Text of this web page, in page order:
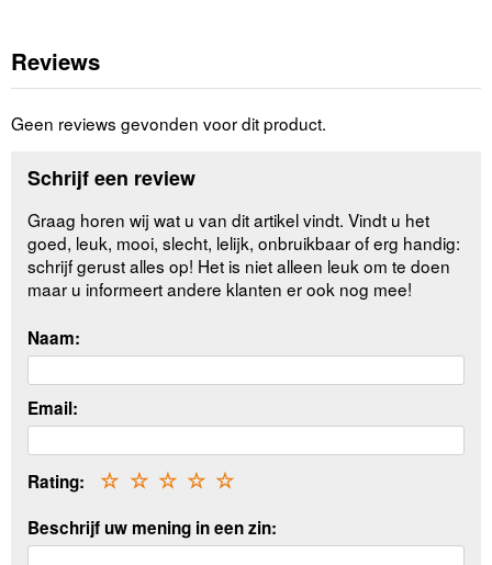
Reviews
Geen reviews gevonden voor dit product.
Schrijf een review
Graag horen wij wat u van dit artikel vindt. Vindt u het
goed, leuk, mooi, slecht, lelijk, onbruikbaar of erg handig:
schrijf gerust alles op! Het is niet alleen leuk om te doen
maar u informeert andere klanten er ook nog mee!
Naam:
Email:
Rating: ☆
☆
☆
☆
☆
Beschrijf uw mening in een zin: